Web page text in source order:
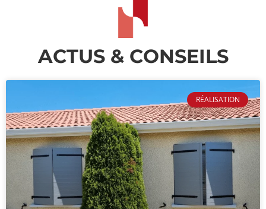
ACTUS & CONSEILS
RÉALISATION